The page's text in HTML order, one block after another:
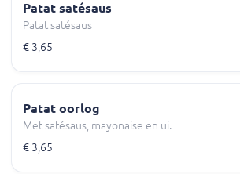
Patat satésaus
Patat satésaus
€ 3,65
Patat oorlog
Met satésaus, mayonaise en ui.
€ 3,65